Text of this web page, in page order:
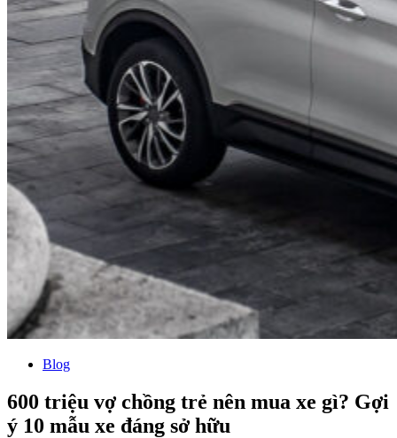
Blog
600 triệu vợ chồng trẻ nên mua xe gì? Gợi
ý 10 mẫu xe đáng sở hữu